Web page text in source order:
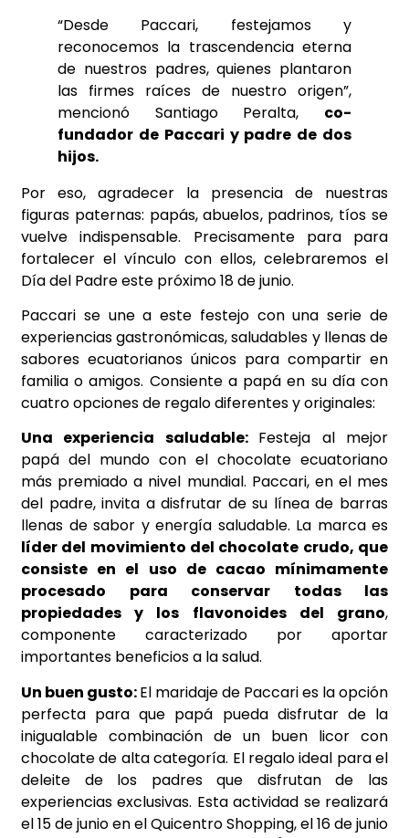
“Desde Paccari, festejamos y
reconocemos la trascendencia eterna
de nuestros padres, quienes plantaron
las firmes raíces de nuestro origen”,
mencionó Santiago Peralta, co-
fundador de Paccari y padre de dos
hijos.
Por eso, agradecer la presencia de nuestras
figuras paternas: papás, abuelos, padrinos, tíos se
vuelve indispensable. Precisamente para para
fortalecer el vínculo con ellos, celebraremos el
Día del Padre este próximo 18 de junio.
Paccari se une a este festejo con una serie de
experiencias gastronómicas, saludables y llenas de
sabores ecuatorianos únicos para compartir en
familia o amigos. Consiente a papá en su día con
cuatro opciones de regalo diferentes y originales:
Una experiencia saludable: Festeja al mejor
papá del mundo con el chocolate ecuatoriano
más premiado a nivel mundial. Paccari, en el mes
del padre, invita a disfrutar de su línea de barras
llenas de sabor y energía saludable. La marca es
líder del movimiento del chocolate crudo, que
consiste en el uso de cacao mínimamente
procesado para conservar todas las
propiedades y los flavonoides del grano,
componente caracterizado por aportar
importantes beneficios a la salud.
Un buen gusto:El maridaje de Paccari es la opción
perfecta para que papá pueda disfrutar de la
inigualable combinación de un buen licor con
chocolate de alta categoría. El regalo ideal para el
deleite de los padres que disfrutan de las
experiencias exclusivas. Esta actividad se realizará
el 15 de junio en el Quicentro Shopping, el 16 de junio